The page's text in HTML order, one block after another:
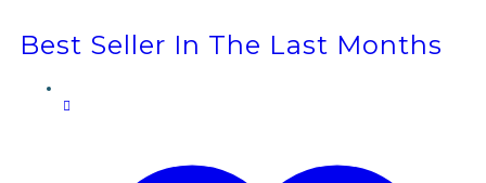
Best Seller In The Last Months